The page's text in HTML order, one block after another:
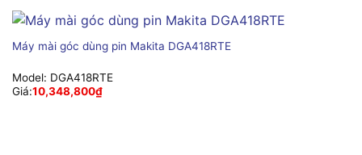
Máy mài góc dùng pin Makita DGA418RTE
Model: DGA418RTE
Giá:10,348,800₫